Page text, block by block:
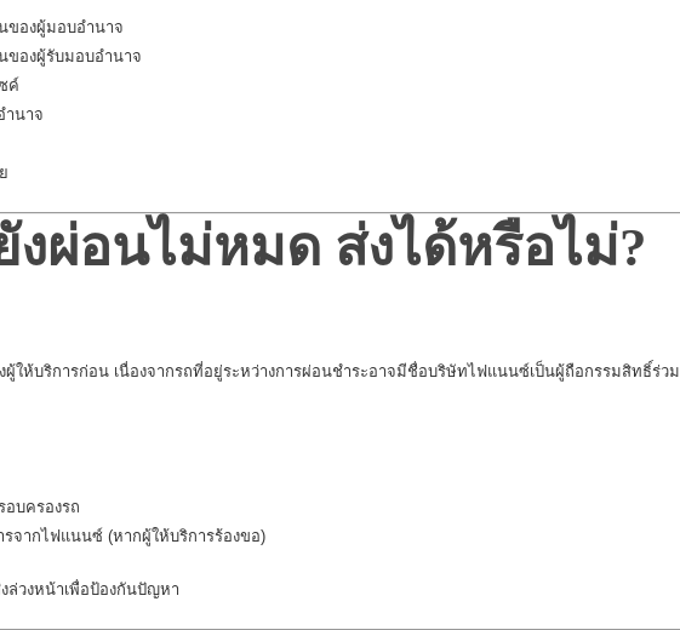
ของผู้มอบอำนาจ
ของผู้รับมอบอำนาจ
ค์
ำนาจ
ผ่อนไม่หมด ส่งได้หรือไม่?
ผู้ให้บริการก่อน เนื่องจากรถที่อยู่ระหว่างการผ่อนชำระอาจมีชื่อบริษัทไฟแนนซ์เป็นผู้ถือกรรมสิทธิ์ร่วม
อบครองรถ
จากไฟแนนซ์ (หากผู้ให้บริการร้องขอ)
วงหน้าเพื่อป้องกันปัญหา